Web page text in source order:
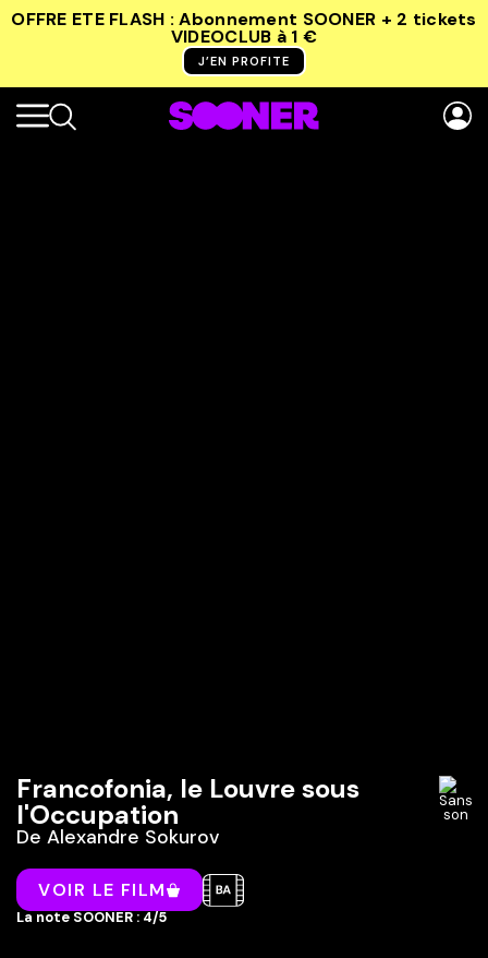
OFFRE ETE FLASH : Abonnement SOONER + 2 tickets
VIDEOCLUB à 1 €
J’EN PROFITE
Francofonia, le Louvre sous
l'Occupation
De Alexandre Sokurov
VOIR LE FILM
La note SOONER : 4/5